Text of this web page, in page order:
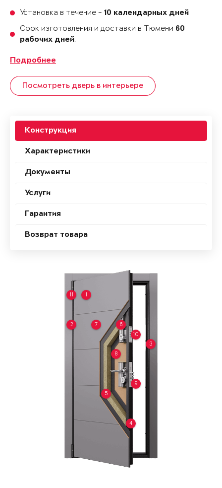
Установка в течение - 10 календарных дней
Срок изготовления и доставки в Тюмени 60
рабочих дней.
Подробнее
Посмотреть дверь в интерьере
Конструкция
Характеристики
Документы
Услуги
Гарантия
Возврат товара
1
2
3
4
5
6
7
8
9
10
11